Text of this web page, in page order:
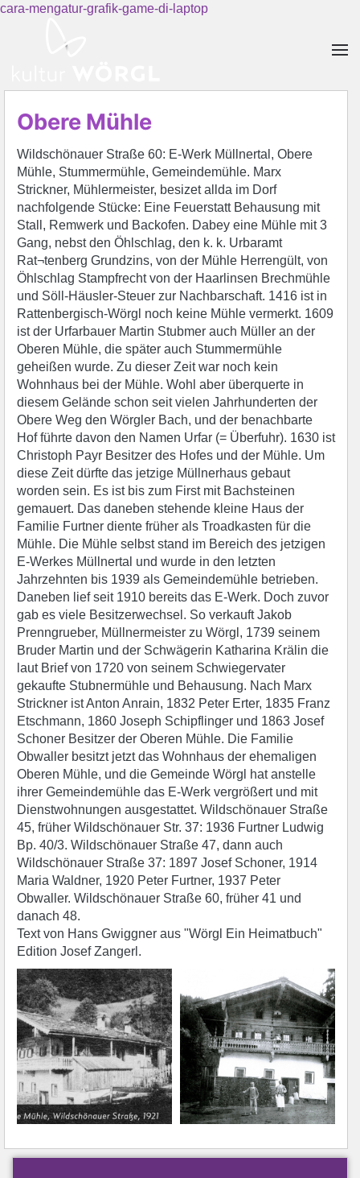
cara-mengatur-grafik-game-di-laptop
Obere Mühle
Wildschönauer Straße 60: E-Werk Müllnertal, Obere
Mühle, Stummermühle, Gemeindemühle. Marx
Strickner, Mühlermeister, besizet allda im Dorf
nachfolgende Stücke: Eine Feuerstatt Behausung mit
Stall, Remwerk und Backofen. Dabey eine Mühle mit 3
Gang, nebst den Öhlschlag, den k. k. Urbaramt
Rat¬tenberg Grundzins, von der Mühle Herrengült, von
Öhlschlag Stampfrecht von der Haarlinsen Brechmühle
und Söll-Häusler-Steuer zur Nachbarschaft. 1416 ist in
Rattenbergisch-Wörgl noch keine Mühle vermerkt. 1609
ist der Urfarbauer Martin Stubmer auch Müller an der
Oberen Mühle, die später auch Stummermühle
geheißen wurde. Zu dieser Zeit war noch kein
Wohnhaus bei der Mühle. Wohl aber überquerte in
diesem Gelände schon seit vielen Jahrhunderten der
Obere Weg den Wörgler Bach, und der benachbarte
Hof führte davon den Namen Urfar (= Überfuhr). 1630 ist
Christoph Payr Besitzer des Hofes und der Mühle. Um
diese Zeit dürfte das jetzige Müllnerhaus gebaut
worden sein. Es ist bis zum First mit Bachsteinen
gemauert. Das daneben stehende kleine Haus der
Familie Furtner diente früher als Troadkasten für die
Mühle. Die Mühle selbst stand im Bereich des jetzigen
E-Werkes Müllnertal und wurde in den letzten
Jahrzehnten bis 1939 als Gemeindemühle betrieben.
Daneben lief seit 1910 bereits das E-Werk. Doch zuvor
gab es viele Besitzerwechsel. So verkauft Jakob
Prenngrueber, Müllnermeister zu Wörgl, 1739 seinem
Bruder Martin und der Schwägerin Katharina Krälin die
laut Brief von 1720 von seinem Schwiegervater
gekaufte Stubnermühle und Behausung. Nach Marx
Strickner ist Anton Anrain, 1832 Peter Erter, 1835 Franz
Etschmann, 1860 Joseph Schipflinger und 1863 Josef
Schoner Besitzer der Oberen Mühle. Die Familie
Obwaller besitzt jetzt das Wohnhaus der ehemaligen
Oberen Mühle, und die Gemeinde Wörgl hat anstelle
ihrer Gemeindemühle das E-Werk vergrößert und mit
Dienstwohnungen ausgestattet. Wildschönauer Straße
45, früher Wildschönauer Str. 37: 1936 Furtner Ludwig
Bp. 40/3. Wildschönauer Straße 47, dann auch
Wildschönauer Straße 37: 1897 Josef Schoner, 1914
Maria Waldner, 1920 Peter Furtner, 1937 Peter
Obwaller. Wildschönauer Straße 60, früher 41 und
danach 48.
Text von Hans Gwiggner aus "Wörgl Ein Heimatbuch"
Edition Josef Zangerl.